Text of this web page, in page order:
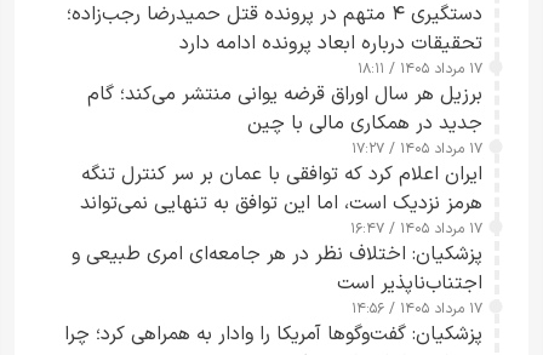
دستگیری ۴ متهم در پرونده قتل حمیدرضا رجب‌زاده؛
تحقیقات درباره ابعاد پرونده ادامه دارد
۱۷ مرداد ۱۴۰۵ / ۱۸:۱۱
برزیل هر سال اوراق قرضه یوانی منتشر می‌کند؛ گام
جدید در همکاری مالی با چین
۱۷ مرداد ۱۴۰۵ / ۱۷:۲۷
ایران اعلام کرد که توافقی با عمان بر سر کنترل تنگه
هرمز نزدیک است، اما این توافق به تنهایی نمی‌تواند
آبراه را آزاد کند
۱۷ مرداد ۱۴۰۵ / ۱۶:۴۷
پزشکیان: اختلاف نظر در هر جامعه‌ای امری طبیعی و
اجتناب‌ناپذیر است
۱۷ مرداد ۱۴۰۵ / ۱۴:۵۶
پزشکیان: گفت‌وگوها آمریکا را وادار به همراهی کرد؛ چرا